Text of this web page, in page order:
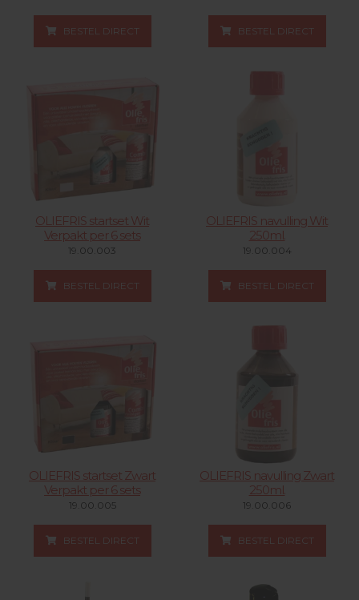
BESTEL DIRECT BESTEL DIRECT
OLIEFRIS startset Wit
Verpakt per 6 sets
19.00.003
BESTEL DIRECT
OLIEFRIS navulling Wit
250ml.
19.00.004
BESTEL DIRECT
OLIEFRIS startset Zwart
Verpakt per 6 sets
19.00.005
BESTEL DIRECT
OLIEFRIS navulling Zwart
250ml.
19.00.006
BESTEL DIRECT